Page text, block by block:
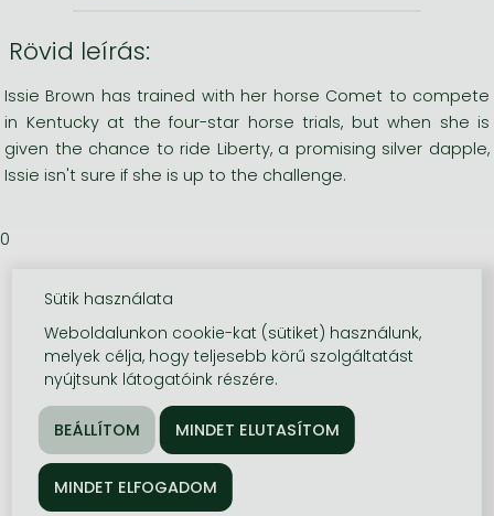
Rövid leírás:
Issie Brown has trained with her horse Comet to compete
in Kentucky at the four-star horse trials, but when she is
given the chance to ride Liberty, a promising silver dapple,
Issie isn't sure if she is up to the challenge.
0
Sütik használata
Weboldalunkon cookie-kat (sütiket) használunk,
melyek célja, hogy teljesebb körű szolgáltatást
nyújtsunk látogatóink részére.